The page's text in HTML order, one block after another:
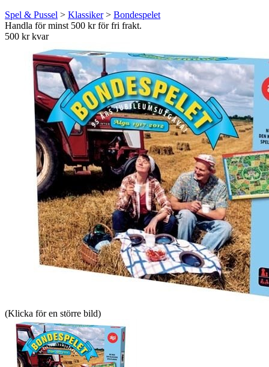
Spel & Pussel > Klassiker> Bondespelet
Handla för minst 500 kr för fri frakt.
500 kr kvar
(Klicka för en större bild)